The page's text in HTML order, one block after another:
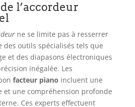
l’accordeur
ne se limite pas à resserrer
des outils spécialisés tels que
et des diapasons électroniques
inégalée. Les
facteur piano incluent une
et une compréhension profonde
Ces experts effectuent